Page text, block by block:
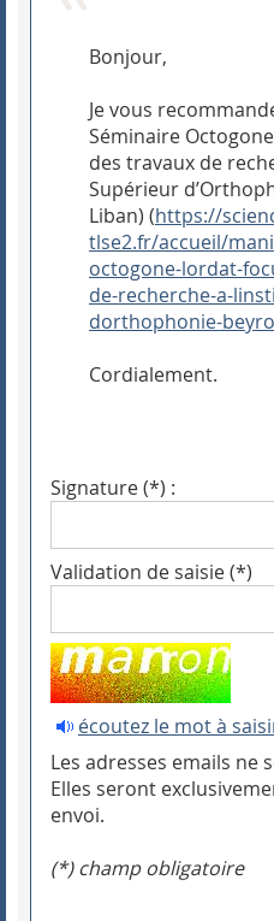
Bonjour,
Je vous
Séminaire
des travaux de
Supérieur
Liban) (https://
tlse2.fr/accueil/
octogone-lordat-
de-recherche-a-
dorthophonie-
Cordialement.
Signature (*) :
Validation de saisie (*)
écoutez le mot à
Les adresses emails ne
Elles seront
envoi.
(*) champ obligatoire